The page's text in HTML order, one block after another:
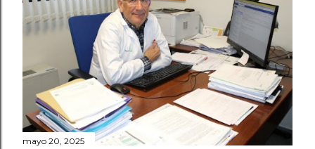
mayo 20, 2025